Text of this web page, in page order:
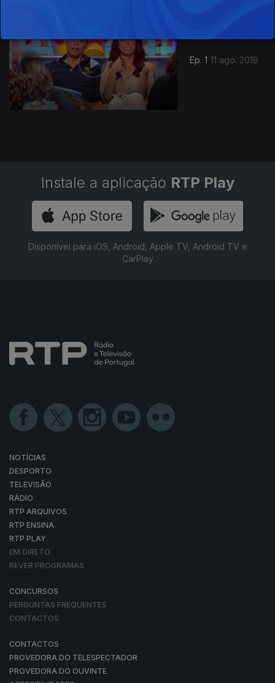
Ep. 1 11 ago. 2019
Instale a aplicação RTP Play
Disponível para iOS, Android, Apple TV, Android TV e
CarPlay
NOTÍCIAS
DESPORTO
TELEVISÃO
RÁDIO
RTP ARQUIVOS
RTP ENSINA
RTP PLAY
EM DIRETO
REVER PROGRAMAS
CONCURSOS
PERGUNTAS FREQUENTES
CONTACTOS
CONTACTOS
PROVEDORA DO TELESPECTADOR
PROVEDORA DO OUVINTE